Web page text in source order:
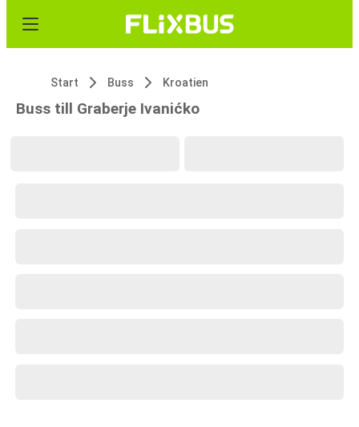
Start Buss Kroatien
Buss till Graberje Ivanićko